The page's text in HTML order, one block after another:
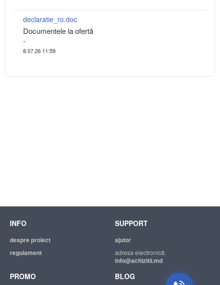
declaratie_ro.doc
Documentele la ofertă
-
8.07.26 11:59
INFO
despre proiect
regulament
SUPPORT
ajutor
adresa electronică:
info@achizitii.md
PROMO BLOG